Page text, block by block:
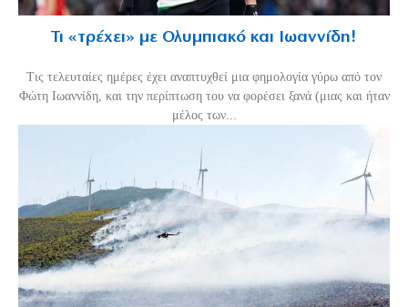
Τι «τρέχει» με Ολυμπιακό και Ιωαννίδη!
Τις τελευταίες ημέρες έχει αναπτυχθεί μια φημολογία γύρω από τον
Φώτη Ιωαννίδη, και την περίπτωση του να φορέσει ξανά (μιας και ήταν
μέλος των...